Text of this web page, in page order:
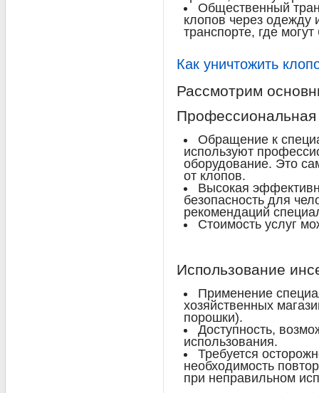
Общественный
клопов через
транспорте, где
Как уничтожить
Рассмотрим
Профессиональная
Обращение к
используют
оборудование. Это
от клопов.
Высокая
безопасность для
рекомендаций
Стоимость услуг
Использование
Применение
хозяйственных
порошки).
Доступность,
использования.
Требуется
необходимость
при неправильном